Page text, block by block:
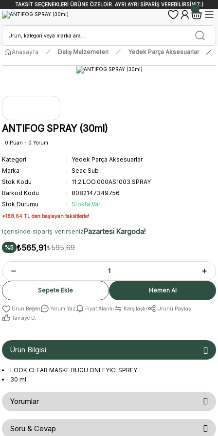
TAKSİT SEÇENEKLERİ ÜRÜNE ÖZELDİR. AYRI AYRI SİPARİŞ VEREBİLİRSİNİZ:)
Anasayfa Dalış Malzemeleri Yedek Parça Aksesuarlar
ANTIFOG SPRAY (30ml)
0 Puan - 0 Yorum
Kategori
Yedek Parça Aksesuarlar
Marka
Seac Sub
Stok Kodu
11.2.LOO.000AS1003.SPRAY
Barkod Kodu
8082147349756
Stok Durumu
Stokta Var
*188,64 TL den başlayan taksitlerle!
içerisinde sipariş verirsenizPazartesi Kargoda!
%5 ₺565,91₺595,69
Sepete Ekle Hemen Al
Yorum Yaz Fiyat Alarmı Karşılaştır
Ürünü Paylaş
Tavsiye Et
Ürün Bilgisi
LOOK CLEAR MASKE BUGU ONLEYICI SPREY
30 ml.
Yorumlar
Soru & Cevap